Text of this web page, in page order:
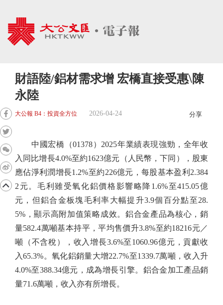
財語陸/鋁材需求增 宏橋直接受惠\陳
永陸
大公報 B4：投資全方位 2026-04-24 分享
中國宏橋（01378）2025年業績表現強勁，全年收
入同比增長4.0%至約1623億元（人民幣，下同），股東
應佔淨利潤增長1.2%至約226億元，每股基本盈利2.384
2元。毛利雖受氧化鋁價格影響略降1.6%至415.05億
元，但鋁合金板塊毛利率大幅提升3.9個百分點至28.
5%，顯示高附加值策略成效。鋁合金產品為核心，銷
量582.4萬噸基本持平，平均售價升3.8%至約18216元／
噸（不含稅），收入增長3.6%至1060.96億元，貢獻收
入65.3%。氧化鋁銷量大增22.7%至1339.7萬噸，收入升
4.0%至388.34億元，成為增長引擎。鋁合金加工產品銷
量71.6萬噸，收入亦有所增長。